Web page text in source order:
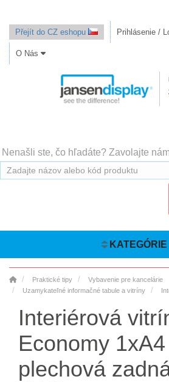
Přejít do CZ eshopu Prihlásenie /
O Nás
Nenašli ste, čo hľadáte? Zavolajte
KATEGÓRIE
Praktické tipy
Vybavenie pre kancelárie
Uzamykateľné informačné tabule a vitríny
Interiérová
Economy
plechová